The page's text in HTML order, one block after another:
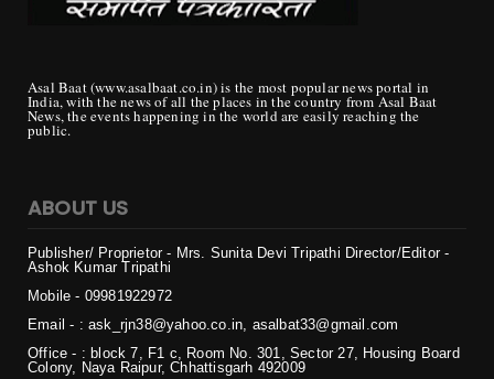
Asal Baat (www.asalbaat.co.in) is the most popular news portal in
ABOUT US
Ashok Kumar Tripathi
Email - : ask_rjn38@yahoo.co.in, asalbat33@gmail.com
Office - : block 7, F1 c, Room No. 301, Sector 27, Housing Board
Colony, Naya Raipur, Chhattisgarh 492009